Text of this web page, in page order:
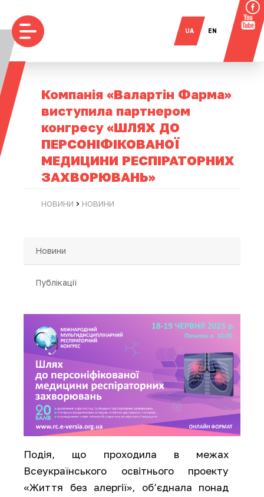
UA EN
Компанія «Валартін Фарма»
виступила партнером
конгресу «ШЛЯХ ДО
ПЕРСОНІФІКОВАНОЇ
МЕДИЦИНИ РЕСПІРАТОРНИХ
ЗАХВОРЮВАНЬ»
НОВИНИ › НОВИНИ
Новини
Публікації
Подія, що проходила в межах
Всеукраїнського освітнього проекту
«Життя без алергії», об’єднала понад